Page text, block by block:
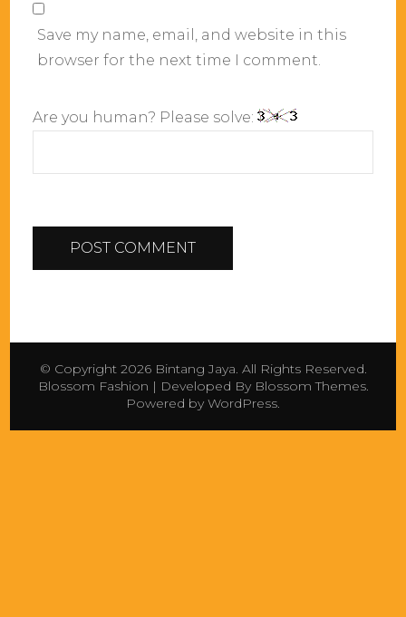
Save my name, email, and website in this
browser for the next time I comment.
Are you human? Please solve:
© Copyright 2026 Bintang Jaya. All Rights Reserved.
Blossom Fashion | Developed ByBlossom Themes.
Powered by WordPress.